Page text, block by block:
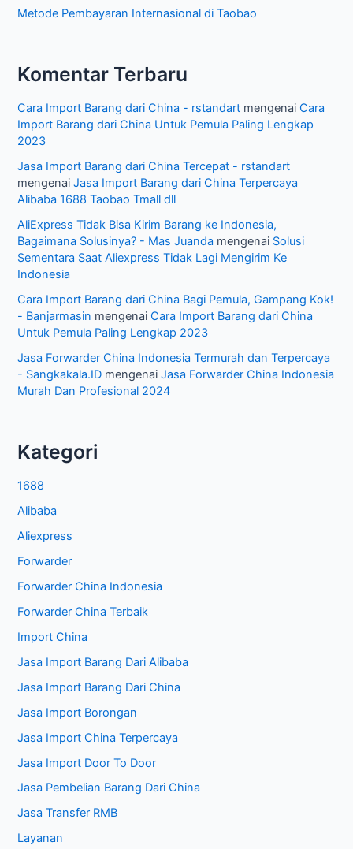
Metode Pembayaran Internasional di Taobao
Komentar Terbaru
Cara Import Barang dari China - rstandart mengenaiCara
Import Barang dari China Untuk Pemula Paling Lengkap
2023
Jasa Import Barang dari China Tercepat - rstandart
mengenaiJasa Import Barang dari China Terpercaya
Alibaba 1688 Taobao Tmall dll
AliExpress Tidak Bisa Kirim Barang ke Indonesia,
Bagaimana Solusinya? - Mas Juanda mengenai Solusi
Sementara Saat Aliexpress Tidak Lagi Mengirim Ke
Indonesia
Cara Import Barang dari China Bagi Pemula, Gampang Kok!
- Banjarmasin mengenaiCara Import Barang dari China
Untuk Pemula Paling Lengkap 2023
Jasa Forwarder China Indonesia Termurah dan Terpercaya
- Sangkakala.ID mengenaiJasa Forwarder China Indonesia
Murah Dan Profesional 2024
Kategori
1688
Alibaba
Aliexpress
Forwarder
Forwarder China Indonesia
Forwarder China Terbaik
Import China
Jasa Import Barang Dari Alibaba
Jasa Import Barang Dari China
Jasa Import Borongan
Jasa Import China Terpercaya
Jasa Import Door To Door
Jasa Pembelian Barang Dari China
Jasa Transfer RMB
Layanan